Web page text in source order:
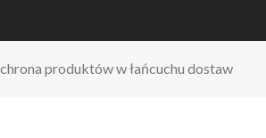
produktów w łańcuchu dostaw